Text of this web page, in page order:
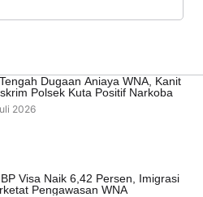
Dugaan Aniaya WNA, Kanit
Polsek Kuta Positif Narkoba
2026
Visa Naik 6,42 Persen, Imigrasi
Pengawasan WNA